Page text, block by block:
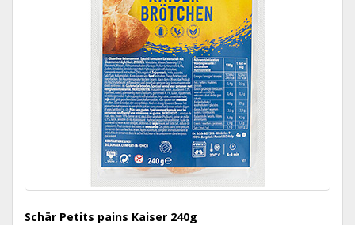
Schär Petits pains Kaiser 240g